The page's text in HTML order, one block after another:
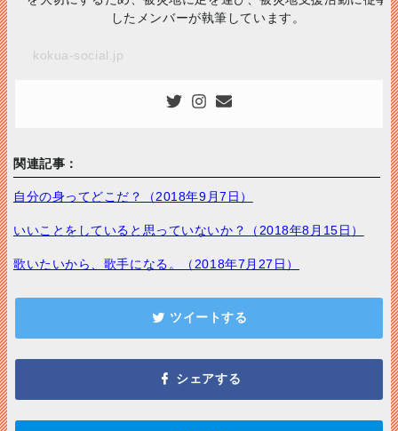
したメンバーが執筆しています。
kokua-social.jp
関連記事：
自分の身ってどこだ？（2018年9月7日）
いいことをしていると思っていないか？（2018年8月15日）
歌いたいから、歌手になる。（2018年7月27日）